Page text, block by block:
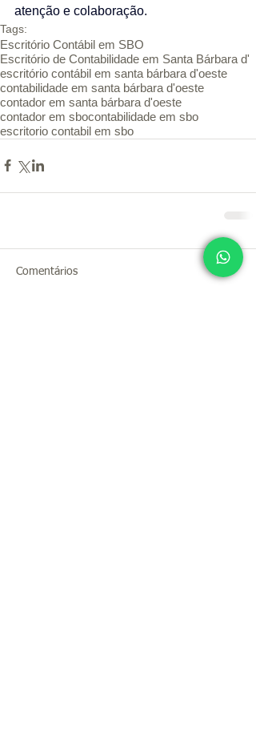
atenção e colaboração.
Tags:
Escritório Contábil em SBO
Escritório de Contabilidade em Santa Bárbara d'
escritório contábil em santa bárbara d'oeste
contabilidade em santa bárbara d'oeste
contador em santa bárbara d'oeste
contador em sbocontabilidade em sbo
escritorio contabil em sbo
Comentários